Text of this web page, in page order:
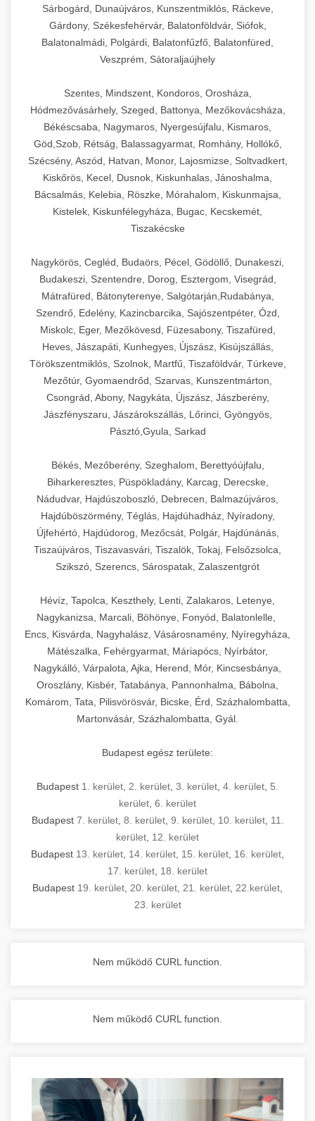
Sárbogárd, Dunaújváros, Kunszentmiklós, Ráckeve,
Gárdony, Székesfehérvár, Balatonföldvár, Siófok,
Balatonalmádi, Polgárdi, Balatonfűzfő, Balatonfüred,
Veszprém, Sátoraljaújhely
Szentes, Mindszent, Kondoros, Orosháza,
Hódmezővásárhely, Szeged, Battonya, Mezőkovácsháza,
Békéscsaba, Nagymaros, Nyergesújfalu, Kismaros,
Göd,Szob, Rétság, Balassagyarmat, Romhány, Hollókő,
Szécsény, Aszód, Hatvan, Monor, Lajosmizse, Soltvadkert,
Kiskőrös, Kecel, Dusnok, Kiskunhalas, Jánoshalma,
Bácsalmás, Kelebia, Röszke, Mórahalom, Kiskunmajsa,
Kistelek, Kiskunfélegyháza, Bugac, Kecskemét,
Tiszakécske
Nagykörös, Cegléd, Budaörs, Pécel, Gödöllő, Dunakeszi,
Budakeszi, Szentendre, Dorog, Esztergom, Visegrád,
Mátrafüred, Bátonyterenye, Salgótarján,Rudabánya,
Szendrő, Edelény, Kazincbarcika, Sajószentpéter, Ózd,
Miskolc, Eger, Mezőkövesd, Füzesabony, Tiszafüred,
Heves, Jászapáti, Kunhegyes, Újszász, Kisújszállás,
Törökszentmiklós, Szolnok, Martfű, Tiszaföldvár, Túrkeve,
Mezőtúr, Gyomaendrőd, Szarvas, Kunszentmárton,
Csongrád, Abony, Nagykáta, Újszász, Jászberény,
Jászfényszaru, Jászárokszállás, Lőrinci, Gyöngyös,
Pásztó,Gyula, Sarkad
Békés, Mezőberény, Szeghalom, Berettyóújfalu,
Biharkeresztes, Püspökladány, Karcag, Derecske,
Nádudvar, Hajdúszoboszló, Debrecen, Balmazújváros,
Hajdúböszörmény, Téglás, Hajdúhadház, Nyíradony,
Újfehértó, Hajdúdorog, Mezőcsát, Polgár, Hajdúnánás,
Tiszaújváros, Tiszavasvári, Tiszalök, Tokaj, Felsőzsolca,
Szikszó, Szerencs, Sárospatak, Zalaszentgrót
Hévíz, Tapolca, Keszthely, Lenti, Zalakaros, Letenye,
Nagykanizsa, Marcali, Böhönye, Fonyód, Balatonlelle,
Encs, Kisvárda, Nagyhalász, Vásárosnamény, Nyíregyháza,
Mátészalka, Fehérgyarmat, Máriapócs, Nyírbátor,
Nagykálló, Várpalota, Ajka, Herend, Mór, Kincsesbánya,
Oroszlány, Kisbér, Tatabánya, Pannonhalma, Bábolna,
Komárom, Tata, Pilisvörösvár, Bicske, Érd, Százhalombatta,
Martonvásár, Százhalombatta, Gyál.
Budapest egész területe:
Budapest 1. kerület 2. kerület 3. kerület 4. kerület 5.
kerület 6. kerület
Budapest 7. kerület, 8. kerület, 9. kerület, 10. kerület, 11.
kerület 12. kerület
Budapest 13. kerület 14. kerület 15. kerület 16. kerület
17. kerület 18. kerület
Budapest 19. kerület 20. kerület 21. kerület 22.kerület
23. kerület
Nem működő CURL function.
Nem működő CURL function.